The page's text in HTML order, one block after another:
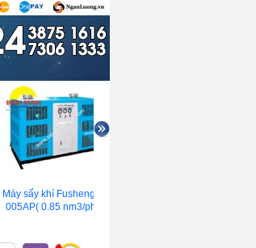
Máy sấy khí Fusheng FR
005AP( 0.85 nm3/phút)